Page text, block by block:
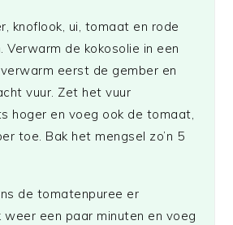
knoflook, ui, tomaat en rode
Verwarm de kokosolie in een
eerst de gember en
vuur. Zet het vuur
hoger en voeg ook de tomaat,
toe. Bak het mengsel zo’n 5
de tomatenpuree er
weer een paar minuten en voeg